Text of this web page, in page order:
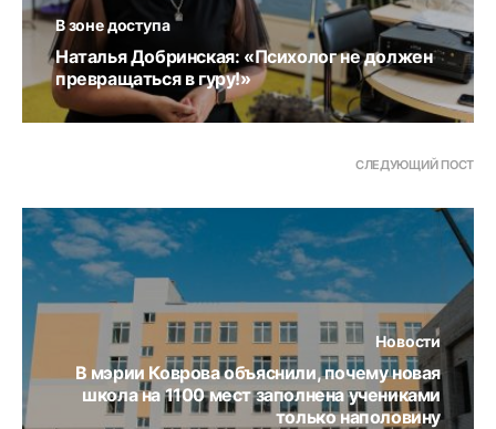
В зоне доступа
Наталья Добринская: «Психолог не должен
превращаться в гуру!»
СЛЕДУЮЩИЙ ПОСТ
Новости
В мэрии Коврова объяснили, почему новая
школа на 1100 мест заполнена учениками
только наполовину